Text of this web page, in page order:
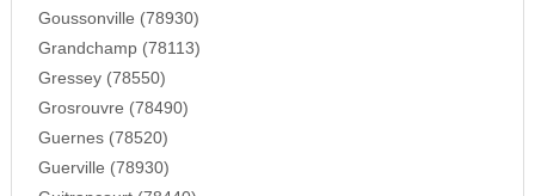
Goussonville (78930)
Grandchamp (78113)
Gressey (78550)
Grosrouvre (78490)
Guernes (78520)
Guerville (78930)